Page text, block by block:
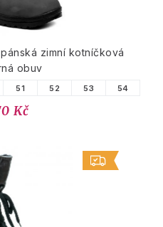
zimní kotníčková
obuv
51 52 53 54
Kč